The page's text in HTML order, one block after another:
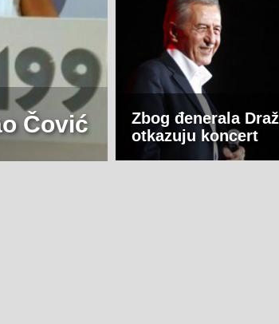
Čović
Zbog đenerala
otkazuju koncert